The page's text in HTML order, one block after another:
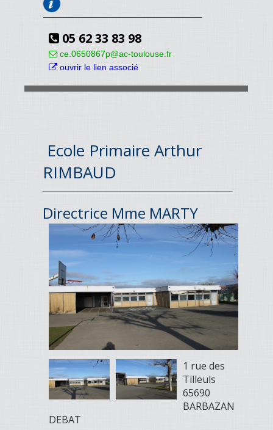
05 62 33 83 98
ce.0650867p@ac-toulouse.fr
ouvrir le lien associé
Ecole Primaire Arthur
RIMBAUD
Directrice Mme MARTY
1 rue des
Tilleuls
65690
BARBAZAN
DEBAT